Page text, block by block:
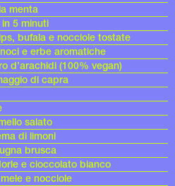
menta
5 minuti
bufala e nocciole tostate
e erbe aromatiche
d’arachidi (100% vegan)
di capra
salato
di limoni
brusca
e cioccolato bianco
e nocciole